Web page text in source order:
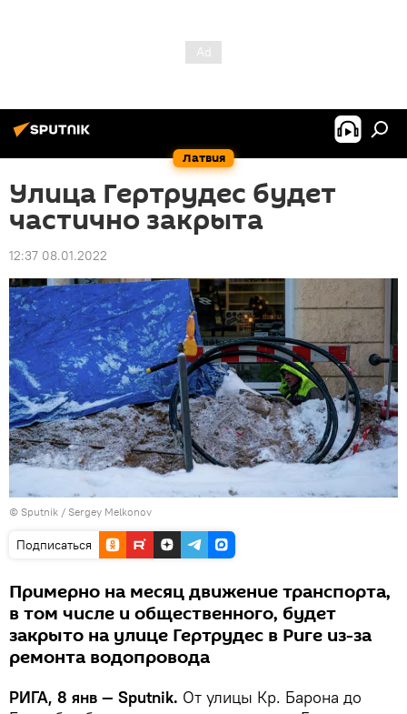
Латвия
Улица Гертрудес будет
частично закрыта
12:37 08.01.2022
© Sputnik / Sergey Melkonov
Подписаться
Примерно на месяц движение транспорта,
в том числе и общественного, будет
закрыто на улице Гертрудес в Риге из-за
ремонта водопровода
РИГА, 8 янв — Sputnik. От улицы Кр. Барона до